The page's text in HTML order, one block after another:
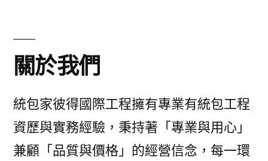
關於我們
統包家彼得國際工程擁有專業有統包工程
資歷與實務經驗，秉持著「專業與用心」
兼顧「品質與價格」的經營信念，每一環